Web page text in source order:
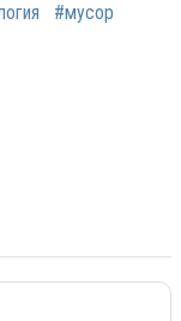
#мусор